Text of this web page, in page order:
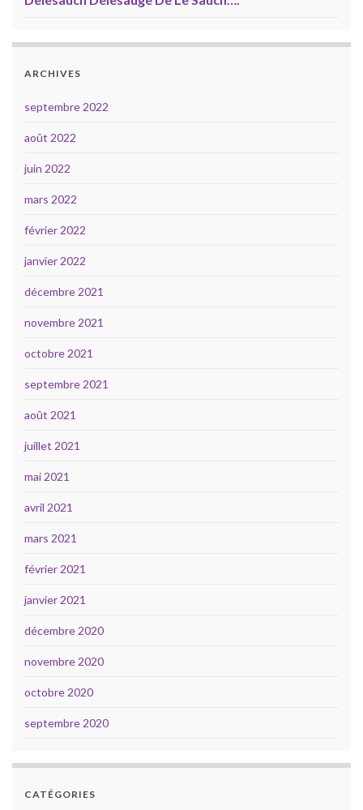
ARCHIVES
septembre 2022
août 2022
juin 2022
mars 2022
février 2022
janvier 2022
décembre 2021
novembre 2021
octobre 2021
septembre 2021
août 2021
juillet 2021
mai 2021
avril 2021
mars 2021
février 2021
janvier 2021
décembre 2020
novembre 2020
octobre 2020
septembre 2020
CATÉGORIES